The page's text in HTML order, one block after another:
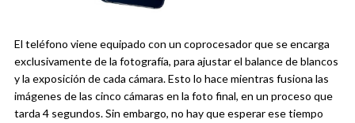
El teléfono viene equipado con un coprocesador que se encarga
exclusivamente de la fotografía, para ajustar el balance de blancos
y la exposición de cada cámara. Esto lo hace mientras fusiona las
imágenes de las cinco cámaras en la foto final, en un proceso que
tarda 4 segundos. Sin embargo, no hay que esperar ese tiempo